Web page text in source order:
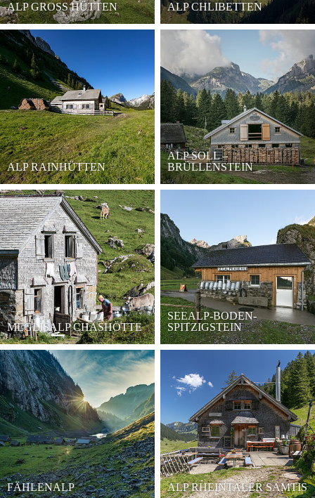
ALP GROSS HÜTTEN ALP CHLIBETTEN
ALP RAINHÜTTEN
ALP SOLL –
BRÜLLENSTEIN
MEGLISALP CHÄSHÖTTE
SEEALP-BODEN-
SPITZIGSTEIN
FÄHLENALP ALP RHEINTALER SÄMTIS